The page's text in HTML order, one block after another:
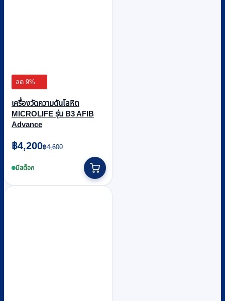
ลด 9%
เครื่องวัดความดันโลหิต
MICROLIFE รุ่น B3 AFIB
Advance
฿4,600
Original
price
was:
฿4,200
Current
price
is:มีสต็อก